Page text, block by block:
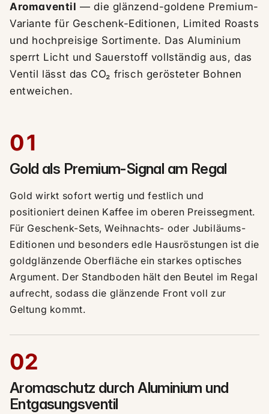
Aromaventil — die glänzend-goldene Premium-
Variante für Geschenk-Editionen, Limited Roasts
und hochpreisige Sortimente. Das Aluminium
sperrt Licht und Sauerstoff vollständig aus, das
Ventil lässt das CO₂ frisch gerösteter Bohnen
entweichen.
01
Gold als Premium-Signal am Regal
Gold wirkt sofort wertig und festlich und
positioniert deinen Kaffee im oberen Preissegment.
Für Geschenk-Sets, Weihnachts- oder Jubiläums-
Editionen und besonders edle Hausröstungen ist die
goldglänzende Oberfläche ein starkes optisches
Argument. Der Standboden hält den Beutel im Regal
aufrecht, sodass die glänzende Front voll zur
Geltung kommt.
02
Aromaschutz durch Aluminium und
Entgasungsventil